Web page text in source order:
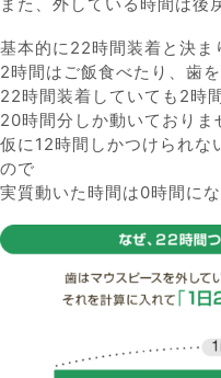
基本的に22時間装着と決ま
2時間はご飯食べたり、歯
22時間装着していても2時
20時間分しか動いておりま
仮に12時間しかつけられな
ので
実質動いた時間は0時間にな